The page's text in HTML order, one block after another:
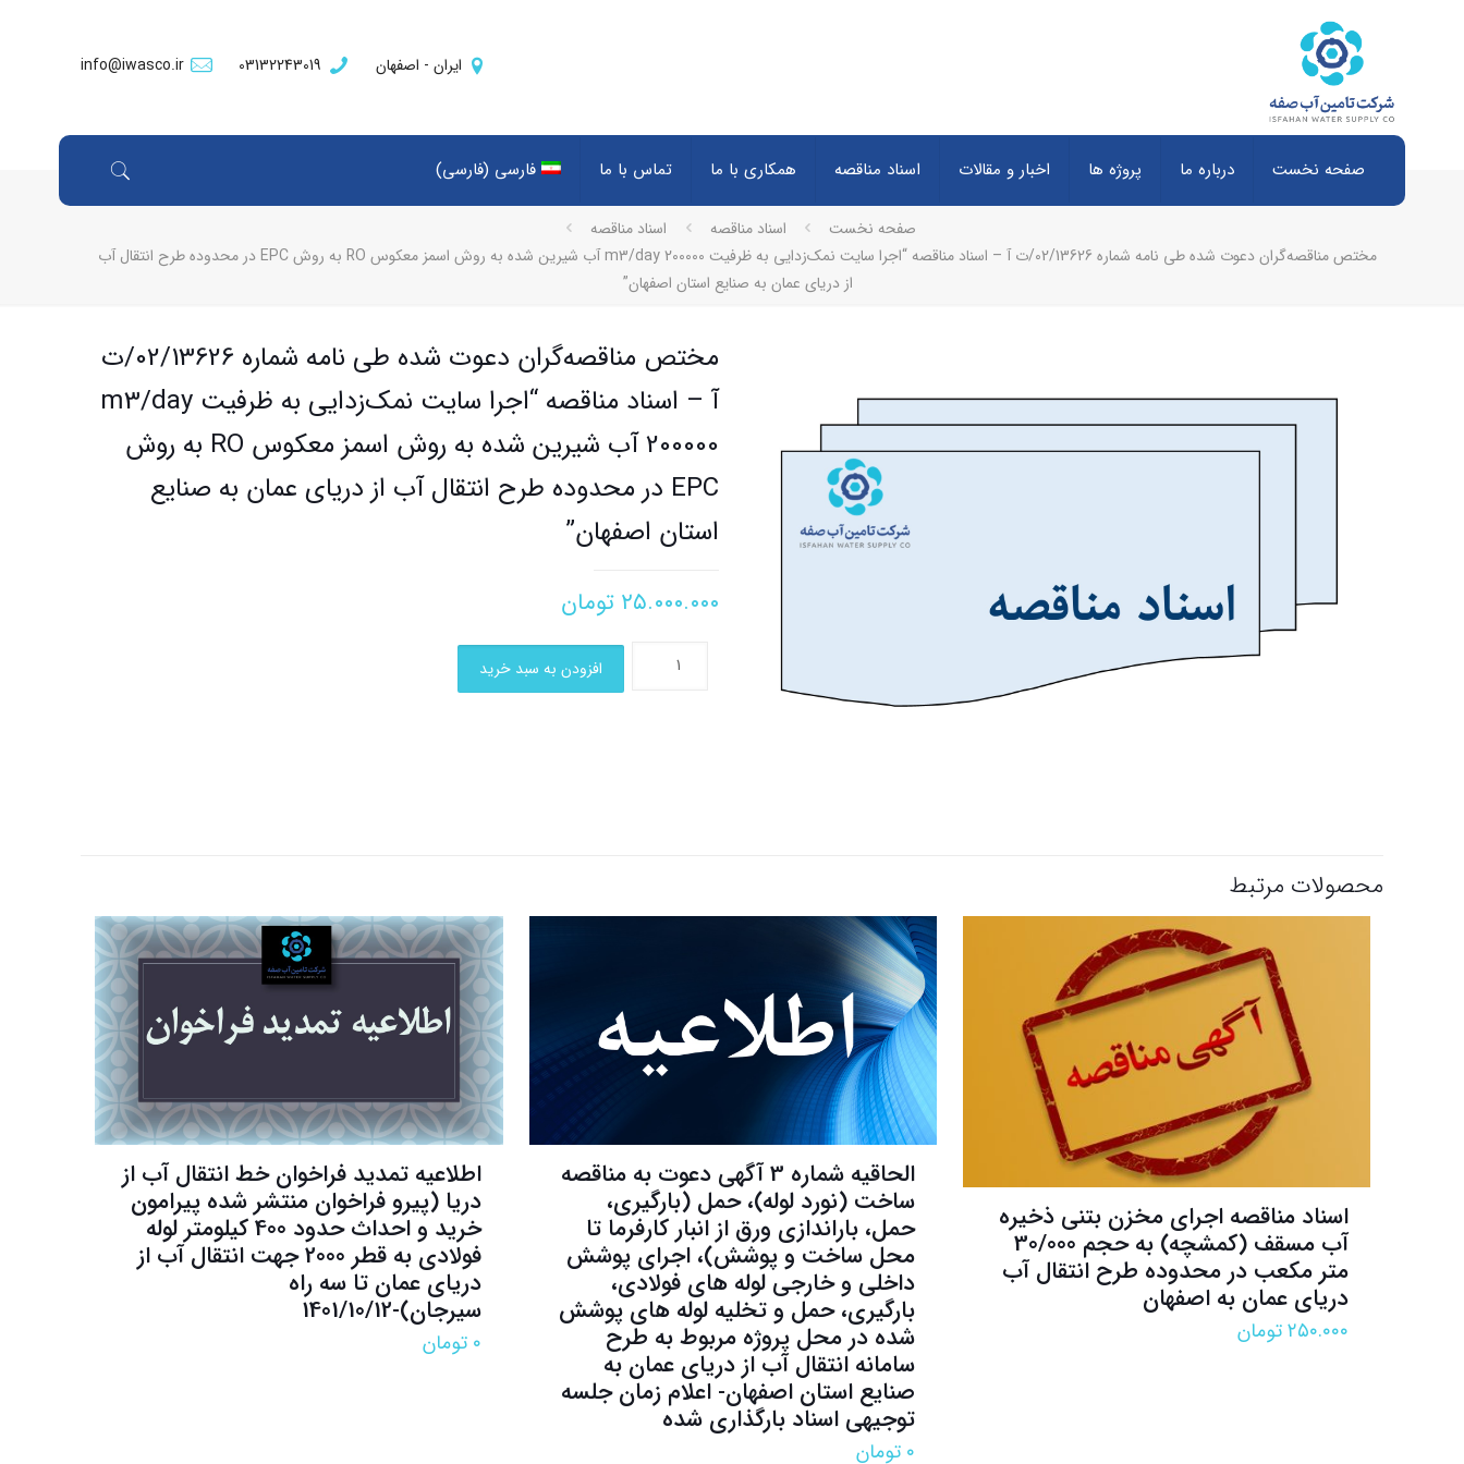
ایران - اصفهان 03132243019
info@iwasco.ir
صفحه نخست درباره ما پروژه ها اخبار و مقالات اسناد مناقصه همکاری با ما تماس با ما فارسی (فارسی)
صفحه نخست اسناد مناقصه
اسناد مناقصه
مختص مناقصه‌گران دعوت شده طی نامه شماره 02/13626/ت آ – اسناد مناقصه “اجرا سایت نمک‌زدایی به ظرفیت m3/day 200000 آب شیرین شده به روش اسمز معکوس RO به روش EPC در محدوده طرح انتقال آب
از دریای عمان به صنایع استان اصفهان”
مختص مناقصه‌گران دعوت شده طی نامه شماره 02/13626/ت
آ – اسناد مناقصه “اجرا سایت نمک‌زدایی به ظرفیت m3/day
200000 آب شیرین شده به روش اسمز معکوس RO به روش
EPC در محدوده طرح انتقال آب از دریای عمان به صنایع
استان اصفهان”
۲۵.۰۰۰.۰۰۰ تومان
افزودن به سبد خرید
محصولات مرتبط
اسناد مناقصه اجرای مخزن بتنی ذخیره
آب مسقف (کمشچه) به حجم 30/000
متر مکعب در محدوده طرح انتقال آب
دریای عمان به اصفهان
۲۵۰.۰۰۰تومان
الحاقیه شماره 3 آگهی دعوت به مناقصه
ساخت (نورد لوله)، حمل (بارگیری،
حمل، باراندازی ورق از انبار کارفرما تا
محل ساخت و پوشش)، اجرای پوشش
داخلی و خارجی لوله های فولادی،
بارگیری، حمل و تخلیه لوله های پوشش
شده در محل پروژه مربوط به طرح
سامانه انتقال آب از دریای عمان به
صنایع استان اصفهان- اعلام زمان جلسه
توجیهی اسناد بارگذاری شده
۰ تومان
اطلاعیه تمدید فراخوان خط انتقال آب از
دریا (پیرو فراخوان منتشر شده پیرامون
خرید و احداث حدود 400 کیلومتر لوله
فولادی به قطر 2000 جهت انتقال آب از
دریای عمان تا سه راه
سیرجان)-1401/10/12
۰ تومان